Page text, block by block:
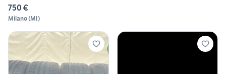
750 €
Milano(MI)